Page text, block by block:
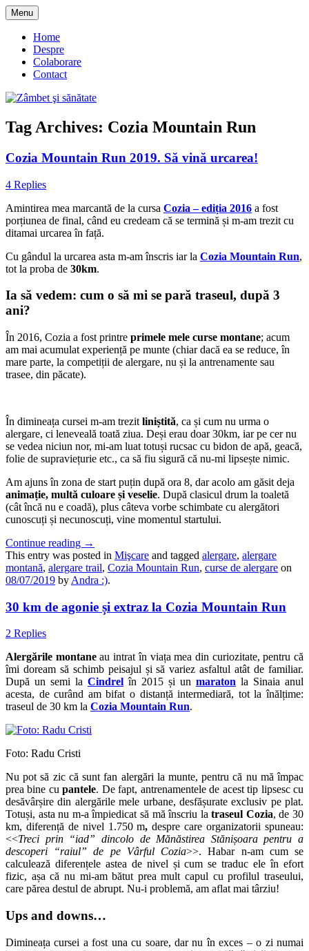
Skip
to
content
Zâmbet şi sănătate
Menu
Home
Despre
Colaborare
Contact
Tag Archives: Cozia Mountain Run
Cozia Mountain Run 2019. Să vină urcarea!
4 Replies
Amintirea mea marcantă de la cursa Cozia – ediția 2016 a fost
porțiunea de final, când eu credeam că se termină și m-am trezit cu
ditamai urcarea în față.
Cu gândul la urcarea asta m-am înscris iar la Cozia Mountain Run,
tot la proba de 30km.
Ia să vedem: cum o să mi se pară traseul, după 3
ani?
În 2016, Cozia a fost printre primele mele curse montane; acum
am mai acumulat experiență pe munte (chiar dacă ea se reduce, în
mare parte, la competiții de alergare, nu și la antrenamente sau
trasee, din păcate).
În dimineața cursei m-am trezit liniștită, ca și cum nu urma o
alergare, ci leneveală toată ziua. Deși erau doar 30km, iar pe cer nu
se vedea niciun nor, mi-am luat totuși rucsac cu bidon de apă, geacă,
folie de supraviețurie etc., ca să fiu sigură că nu-mi lipsește nimic.
Am ajuns în zona de start puțin după ora 8, dar acolo am găsit deja
animație, multă culoare și veselie. După clasicul drum la toaletă
(cât încă nu e coadă), plus câteva vorbe schimbate cu alergători
cunoscuți și necunoscuți, vine momentul startului.
Continue reading →
This entry was posted in Mişcare and tagged alergare, alergare
montană, alergare trail, Cozia Mountain Run, curse de alergare on
08/07/2019 by Andra :).
30 km de agonie și extraz la Cozia Mountain Run
2 Replies
Alergările montaneau intrat în viața mea din curiozitate, pentru că
îmi doream să schimb peisajul și să variez asfaltul atât de familiar.
După un semi la Cindrel în 2015 și un maraton la Sinaia anul
acesta, de curând am bifat o distanță intermediară, tot la înălțime:
traseul de 30 km la Cozia Mountain Run.
Foto: Radu Cristi
Nu pot să zic că sunt fan alergări la munte, pentru că nu mă împac
prea bine cupantele. De fapt, antrenamentele de acest tip lipsesc cu
desăvârșire din alergările mele urbane, desfășurate exclusiv pe plat.
Totuși, asta nu m-a împiedicat să mă înscriu latraseul Cozia, de 30
km, diferență de nivel 1.750 m, despre care organizatorii spuneau:
<<Treci prin “iad” dincolo de Mănăstirea Stănișoara pentru a
descoperi “raiul” de pe Vârful Cozia>>. Habar n-am cum se
calculează diferențele astea de nivel și cum se traduc ele în efort
fizic, așa că nu mi-am bătut prea mult capul cu profilul traseului,
care părea destul de abrupt. Nu-i problemă, am aflat mai târziu!
Ups and downs…
Dimineața cursei a fost una cu soare, dar nu în exces – o zi numai